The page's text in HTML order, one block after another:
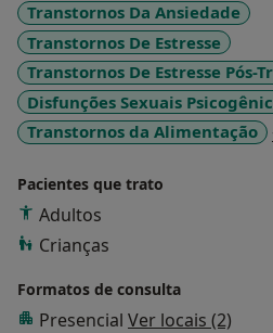
Transtornos Da Ansiedade
Transtornos De Estresse
Transtornos De Estresse Pós-
Disfunções Sexuais
Transtornos da Alimentação
Pacientes que trato
Adultos
Crianças
Formatos de consulta
Presencial Ver locais (2)